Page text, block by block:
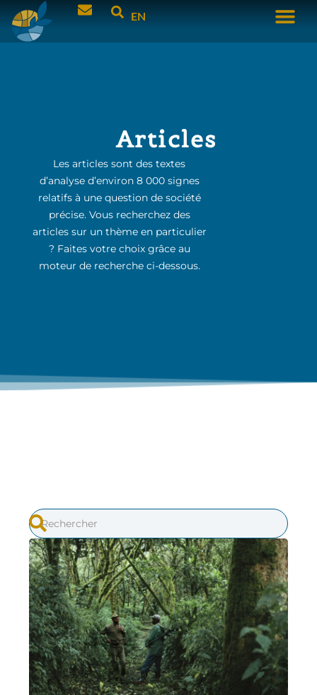
EN
Articles
Les articles sont des textes
d’analyse d’environ 8 000 signes
relatifs à une question de société
précise. Vous recherchez des
articles sur un thème en particulier
? Faites votre choix grâce au
moteur de recherche ci-dessous.